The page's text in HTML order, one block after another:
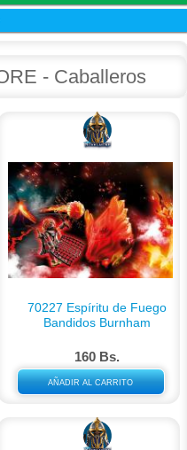
- Caballeros
70227 Espíritu de Fuego
Bandidos Burnham
160 Bs.
AÑADIR AL CARRITO